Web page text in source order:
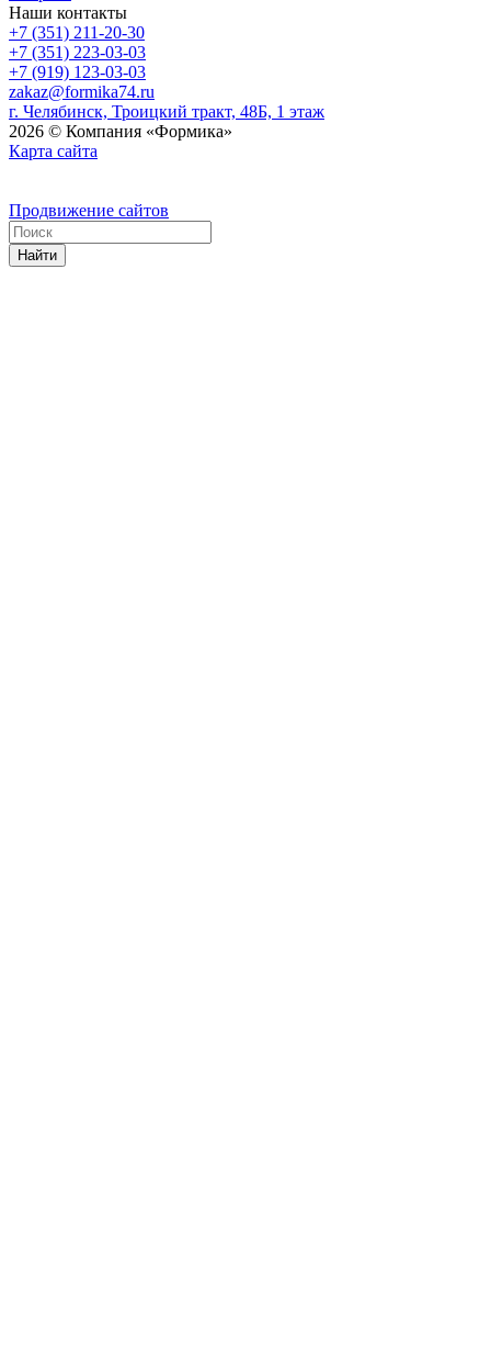
Наши контакты
+7 (351) 211-20-30
+7 (351) 223-03-03
+7 (919) 123-03-03
zakaz@formika74.ru
г. Челябинск, Троицкий тракт, 48Б, 1 этаж
2026 © Компания «Формика»
Карта сайта
Продвижение сайтов
Найти